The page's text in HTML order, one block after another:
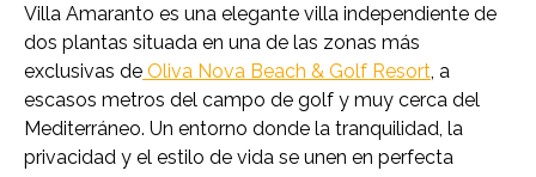
Villa Amaranto es una elegante villa independiente de
dos plantas situada en una de las zonas más
exclusivas de Oliva Nova Beach & Golf Resort, a
escasos metros del campo de golf y muy cerca del
Mediterráneo. Un entorno donde la tranquilidad, la
privacidad y el estilo de vida se unen en perfecta